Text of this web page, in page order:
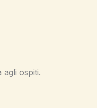
agli ospiti.